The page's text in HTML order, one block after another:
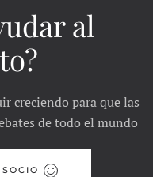
al
creciendo para que las
de todo el mundo